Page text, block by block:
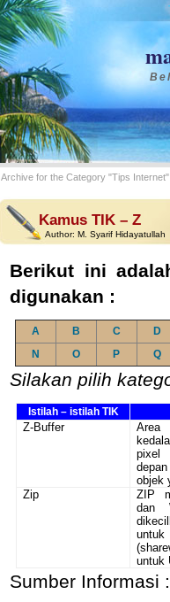
Archive for the Category "Tips Internet"
Kamus TIK – Z
Author: M. Syarif Hidayatullah
Berikut ini
digunakan :
A B C
D
N
O P Q
Silakan pilih
Istilah – istilah TIK
Z-Buffer
pixel
objek
Zip
ZIP
dan
untuk
Sumber Informasi :